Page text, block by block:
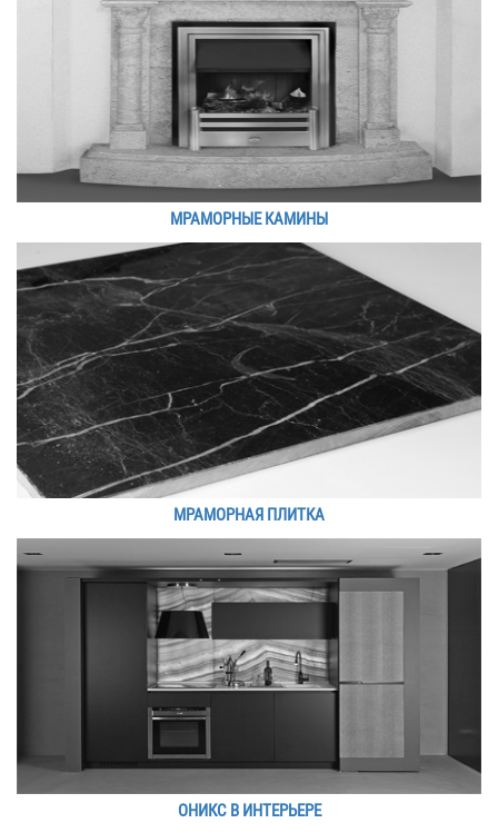
МРАМОРНЫЕ КАМИНЫ
МРАМОРНАЯ ПЛИТКА
ОНИКС В ИНТЕРЬЕРЕ